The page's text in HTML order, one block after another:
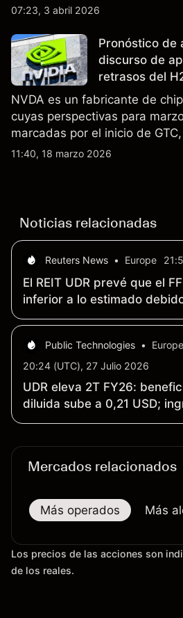
$105 y los cierres del espacio
no es un indicador fiable de
07:23, 3 abril 2026
Pronóstico de
discurso de
retrasos del
NVDA es un fabricante de
cuyas perspectivas para
marcadas por el inicio de
actualizaciones de productos
11:40, 18 marzo 2026
Noticias relacionadas
Reuters News • Europe
El REIT UDR prevé que el
inferior a lo estimado
aumento de los costos
Public Technologies •
Europe
20:24 (UTC), 27 Julio 2026
UDR eleva 2T FY26:
diluida sube a 0,21 USD;
mantienen en 425,4
Mercados relacionados
Más operados Más
Los precios de las acciones son
de los reales.